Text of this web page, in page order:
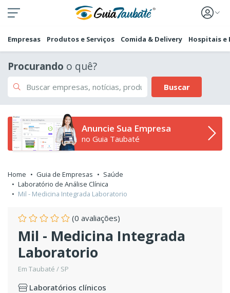
Empresas Produtos e Serviços Comida & Delivery Hospitais e
Procurando o quê?
Buscar
Anuncie Sua Empresa
no Guia Taubaté
Home Guia de Empresas
Saúde
Laboratório de Análise Clínica
Mil - Medicina Integrada Laboratorio
(0 avaliações)
Mil - Medicina Integrada
Laboratorio
Em Taubaté / SP
Laboratórios clínicos